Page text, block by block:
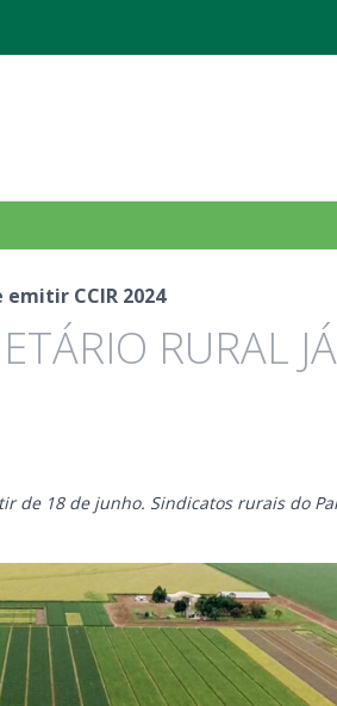
CCIR 2024
RURAL
de 18 de junho. Sindicatos rurais do